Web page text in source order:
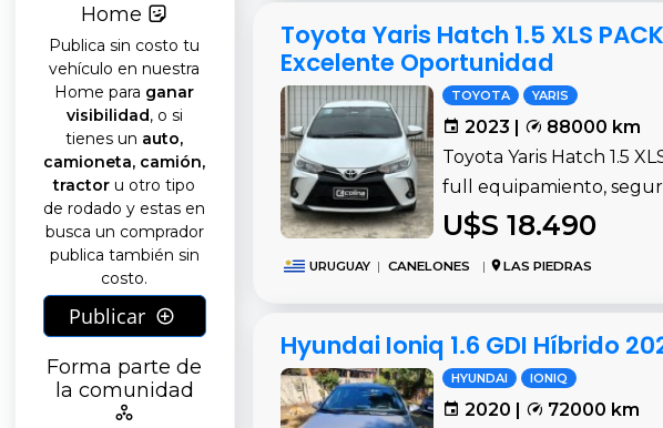
Home
Publica sin costo tu
vehículo en nuestra
Home para ganar
visibilidad, o si
tienes un auto,
camioneta, camión,
tractor u otro tipo
de rodado y estas en
busca un comprador
publica también sin
costo.
Publicar
Forma parte de
la comunidad
Toyota Yaris Hatch 1.5 XLS
Excelente Oportunidad
TOYOTA YARIS
2023 |
88000 km
Toyota Yaris Hatch 1.5
full equipamiento,
U$S 18.490
URUGUAY | CANELONES | LAS PIEDRAS
Hyundai Ioniq 1.6 GDI Híbrido
HYUNDAI IONIQ
2020 |
72000 km